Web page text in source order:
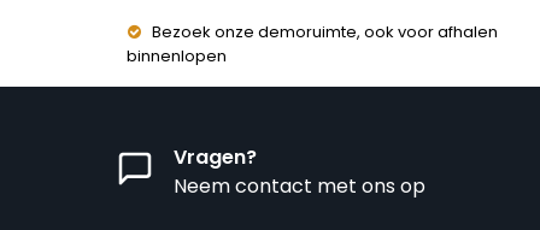
Bezoek onze demoruimte, ook voor afhalen
binnenlopen
Vragen?
Neem contact met ons op